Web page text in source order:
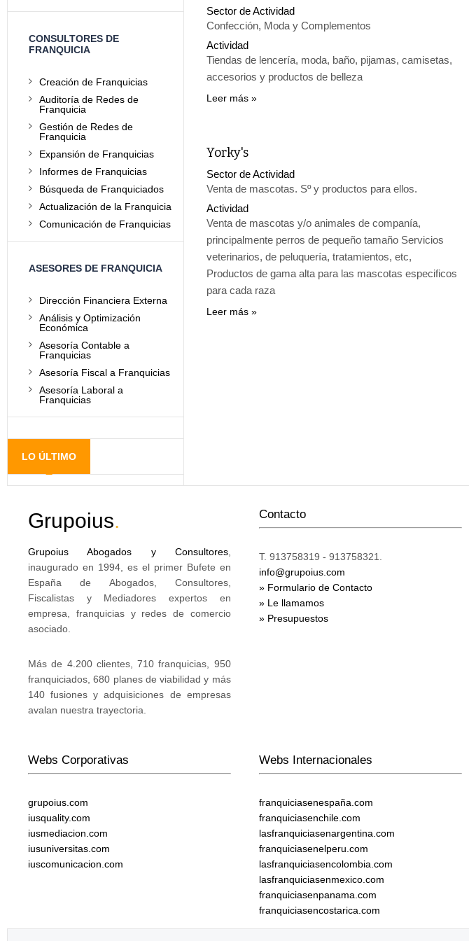
Sector de Actividad
Confección, Moda y Complementos
Actividad
Tiendas de lencería, moda, baño, pijamas, camisetas,
accesorios y productos de belleza
Leer más
Yorky's
Sector de Actividad
Venta de mascotas. Sº y productos para ellos.
Actividad
Venta de mascotas y/o animales de companía,
principalmente perros de pequeño tamaño Servicios
veterinarios, de peluquería, tratamientos, etc,
Productos de gama alta para las mascotas especificos
para cada raza
Leer más
CONSULTORES DE
FRANQUICIA
Creación de Franquicias
Auditoría de Redes de
Franquicia
Gestión de Redes de
Franquicia
Expansión de Franquicias
Informes de Franquicias
Búsqueda de Franquiciados
Actualización de la Franquicia
Comunicación de Franquicias
ASESORES DE FRANQUICIA
Dirección Financiera Externa
Análisis y Optimización
Económica
Asesoría Contable a
Franquicias
Asesoría Fiscal a Franquicias
Asesoría Laboral a
Franquicias
LO ÚLTIMO
Grupoius.
Grupoius Abogados y Consultores,
inaugurado en 1994, es el primer Bufete en
España de Abogados, Consultores,
Fiscalistas y Mediadores expertos en
empresa, franquicias y redes de comercio
asociado.
Más de 4.200 clientes, 710 franquicias, 950
franquiciados, 680 planes de viabilidad y más
140 fusiones y adquisiciones de empresas
avalan nuestra trayectoria.
Contacto
T. 913758319 - 913758321.
info@grupoius.com
» Formulario de Contacto
» Le llamamos
» Presupuestos
Webs Corporativas
grupoius.com
iusquality.com
iusmediacion.com
iusuniversitas.com
iuscomunicacion.com
Webs Internacionales
franquiciasenespaña.com
franquiciasenchile.com
lasfranquiciasenargentina.com
franquiciasenelperu.com
lasfranquiciasencolombia.com
lasfranquiciasenmexico.com
franquiciasenpanama.com
franquiciasencostarica.com